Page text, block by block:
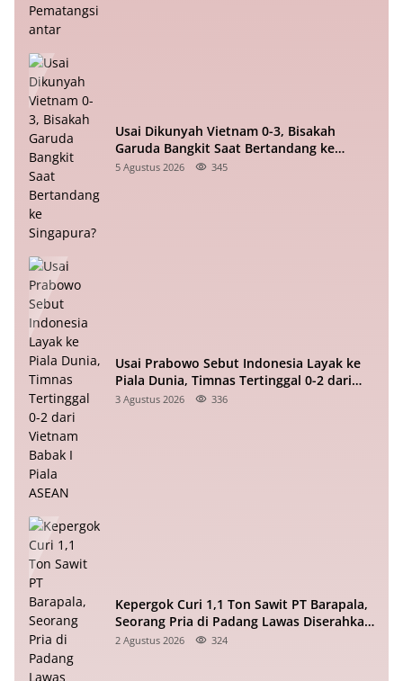
Usai Dikunyah Vietnam 0-3, Bisakah
Garuda Bangkit Saat Bertandang ke
Singapura?
5 Agustus 2026 345
Usai Prabowo Sebut Indonesia Layak ke
Piala Dunia, Timnas Tertinggal 0-2 dari
Vietnam Babak I Piala ASEAN
3 Agustus 2026 336
Kepergok Curi 1,1 Ton Sawit PT Barapala,
Seorang Pria di Padang Lawas Diserahkan
ke Polisi
2 Agustus 2026 324